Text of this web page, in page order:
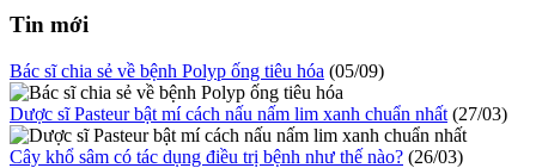
Tin mới
Bác sĩ chia sẻ về bệnh Polyp ống tiêu hóa (05/09)
Dược sĩ Pasteur bật mí cách nấu nấm lim xanh chuẩn nhất (27/03)
Cây khổ sâm có tác dụng điều trị bệnh như thế nào? (26/03)